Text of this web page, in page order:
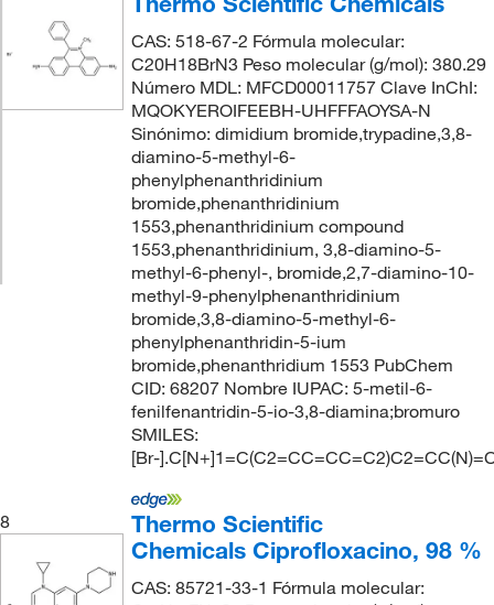
CAS: 518-67-2 Fórmula molecular:
C20H18BrN3 Peso molecular (g/mol): 380.29
Número MDL: MFCD00011757 Clave InChI:
MQOKYEROIFEEBH-UHFFFAOYSA-N
Sinónimo: dimidium bromide,trypadine,3,8-
diamino-5-methyl-6-
phenylphenanthridinium
bromide,phenanthridinium
1553,phenanthridinium compound
1553,phenanthridinium, 3,8-diamino-5-
methyl-6-phenyl-, bromide,2,7-diamino-10-
methyl-9-phenylphenanthridinium
bromide,3,8-diamino-5-methyl-6-
phenylphenanthridin-5-ium
bromide,phenanthridium 1553 PubChem
CID: 68207 Nombre IUPAC: 5-metil-6-
fenilfenantridin-5-io-3,8-diamina;bromuro
SMILES:
[Br-
8
Thermo Scientific
Chemicals Ciprofloxacino, 98 %
CAS: 85721-33-1 Fórmula molecular: